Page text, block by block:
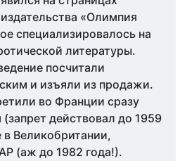
«Олимпия
специализировалось на
литературы.
посчитали
и изъяли из продажи.
во Франции сразу
(запрет действовал до 1959
Великобритании,
(аж до 1982 года!).